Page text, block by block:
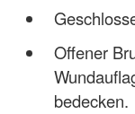
Offener
bedecken.